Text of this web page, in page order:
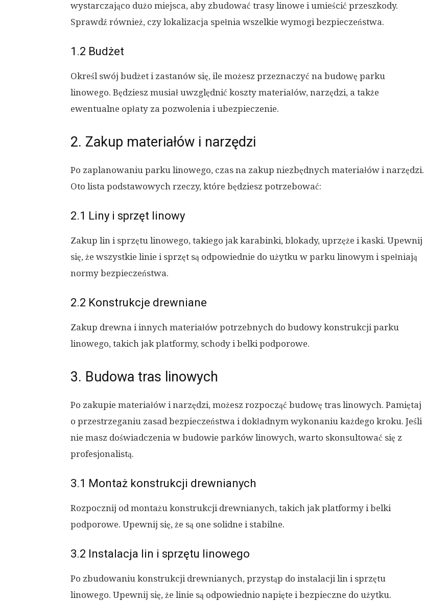
wystarczająco dużo miejsca, aby zbudować trasy linowe i umieścić przeszkody.
Sprawdź również, czy lokalizacja spełnia wszelkie wymogi bezpieczeństwa.
1.2 Budżet
Określ swój budżet i zastanów się, ile możesz przeznaczyć na budowę parku
linowego. Będziesz musiał uwzględnić koszty materiałów, narzędzi, a także
ewentualne opłaty za pozwolenia i ubezpieczenie.
2. Zakup materiałów i narzędzi
Po zaplanowaniu parku linowego, czas na zakup niezbędnych materiałów i narzędzi.
Oto lista podstawowych rzeczy, które będziesz potrzebować:
2.1 Liny i sprzęt linowy
Zakup lin i sprzętu linowego, takiego jak karabinki, blokady, uprzęże i kaski. Upewnij
się, że wszystkie linie i sprzęt są odpowiednie do użytku w parku linowym i spełniają
normy bezpieczeństwa.
2.2 Konstrukcje drewniane
Zakup drewna i innych materiałów potrzebnych do budowy konstrukcji parku
linowego, takich jak platformy, schody i belki podporowe.
3. Budowa tras linowych
Po zakupie materiałów i narzędzi, możesz rozpocząć budowę tras linowych. Pamiętaj
o przestrzeganiu zasad bezpieczeństwa i dokładnym wykonaniu każdego kroku. Jeśli
nie masz doświadczenia w budowie parków linowych, warto skonsultować się z
profesjonalistą.
3.1 Montaż konstrukcji drewnianych
Rozpocznij od montażu konstrukcji drewnianych, takich jak platformy i belki
podporowe. Upewnij się, że są one solidne i stabilne.
3.2 Instalacja lin i sprzętu linowego
Po zbudowaniu konstrukcji drewnianych, przystąp do instalacji lin i sprzętu
linowego. Upewnij się, że linie są odpowiednio napięte i bezpieczne do użytku.